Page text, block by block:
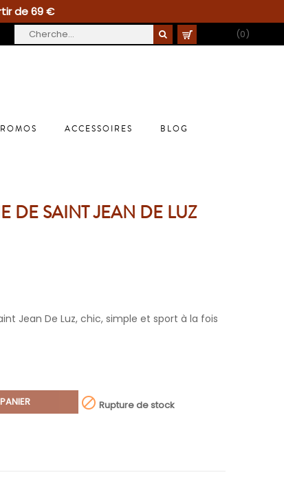
de 69 €
(0)
ACCESSOIRES BLOG
DE SAINT JEAN DE LUZ
Jean De Luz, chic, simple et sport à la fois
 Rupture de stock